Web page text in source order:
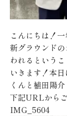
こんにちは！
新グラウンド
われるという
いきます！本
くんと植田陽
下記URLから
IMG_5604